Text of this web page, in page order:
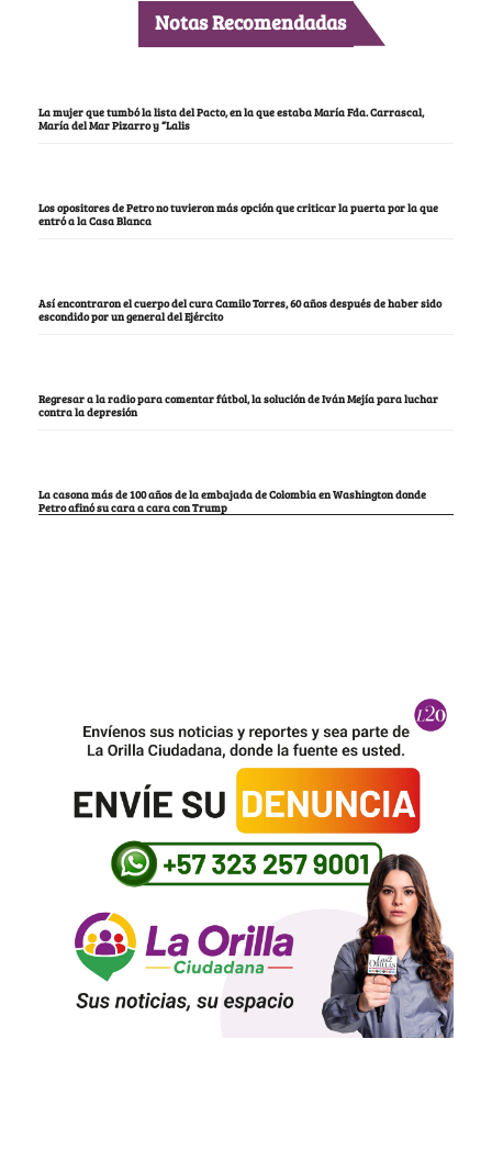
Notas Recomendadas
La mujer que tumbó la lista del Pacto, en la que estaba María Fda. Carrascal,
María del Mar Pizarro y “Lalis
Los opositores de Petro no tuvieron más opción que criticar la puerta por la que
entró a la Casa Blanca
Así encontraron el cuerpo del cura Camilo Torres, 60 años después de haber sido
escondido por un general del Ejército
Regresar a la radio para comentar fútbol, la solución de Iván Mejía para luchar
contra la depresión
La casona más de 100 años de la embajada de Colombia en Washington donde
Petro afinó su cara a cara con Trump